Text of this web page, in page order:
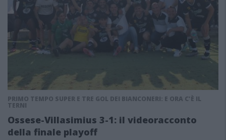
PRIMO TEMPO SUPER E TRE GOL DEI BIANCONERI: E ORA C'È IL
TERNI
Ossese-Villasimius 3-1: il videoracconto
della finale playoff